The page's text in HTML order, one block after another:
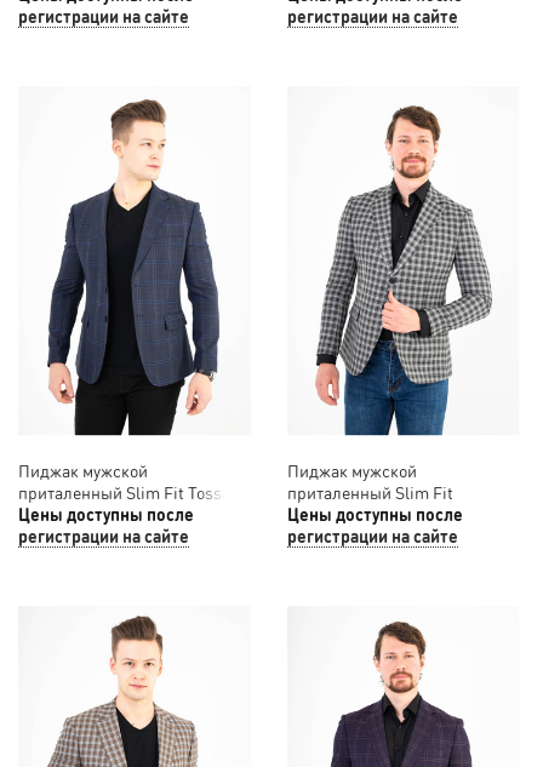
регистрации на сайте
регистрации на сайте
Пиджак мужской
приталенный Slim Fit Tossaro
12/043
Цены доступны после
регистрации на сайте
Пиджак мужской
приталенный Slim Fit
SLAVASIO 12/042
Цены доступны после
регистрации на сайте